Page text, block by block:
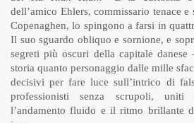
dell’amico Ehlers, commissario tenace
Copenaghen, lo spingono a farsi in
Il suo sguardo obliquo e sornione, e
segreti più oscuri della capitale
storia quanto personaggio dalle mille
decisivi per fare luce sull’intrico di
professionisti senza scrupoli,
l’andamento fluido e il ritmo brillante